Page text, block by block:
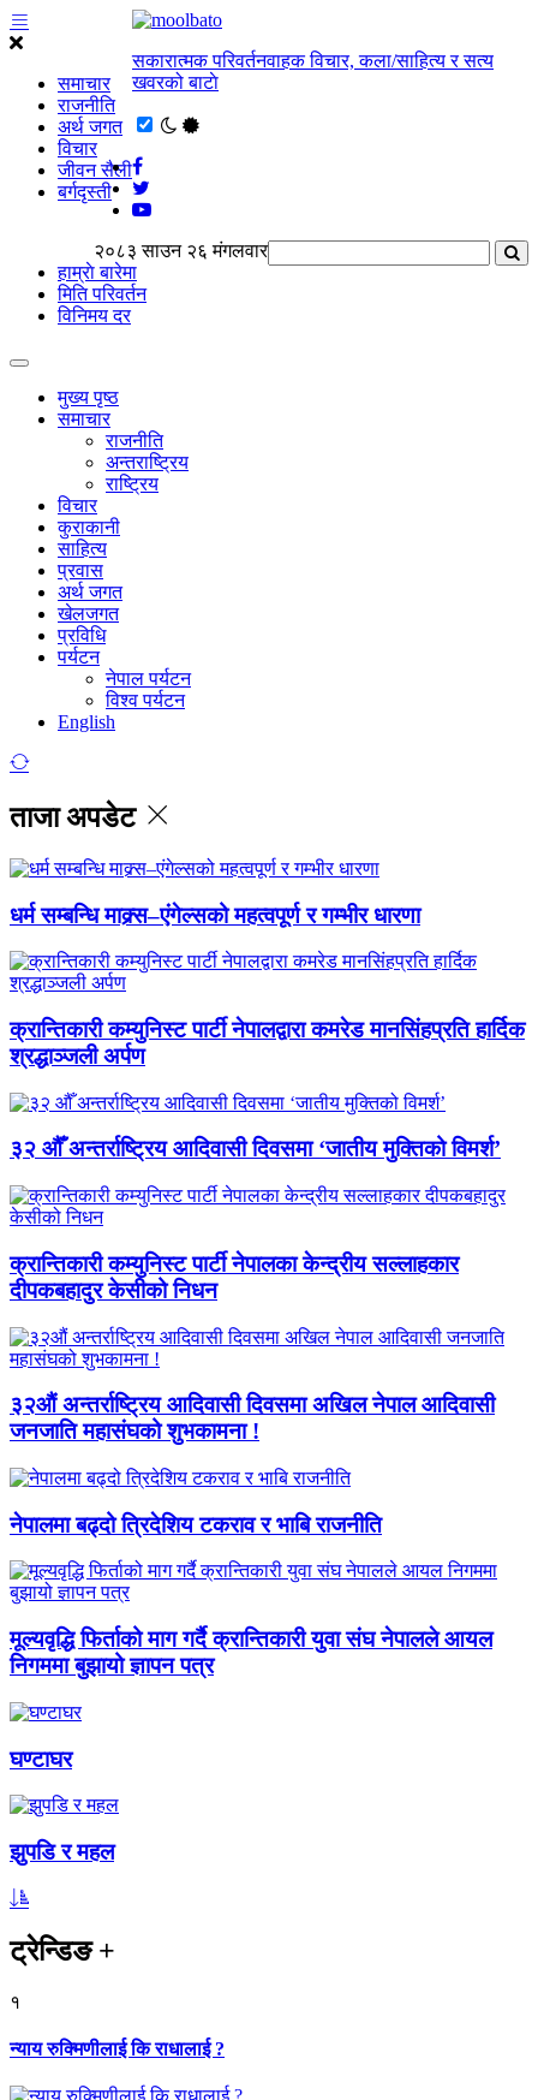
समाचार
राजनीति
अर्थ जगत
विचार
जीवन सैली
बर्गदृस्ती
सकारात्मक परिवर्तनवाहक विचार, कला/साहित्य र सत्य
खवरको बाटाे
२०८३ साउन २६ मंगलवार
हाम्राे बारेमा
मिति परिवर्तन
विनिमय दर
मुख्य पृष्ठ
समाचार
राजनीति
अन्तराष्ट्रिय
राष्ट्रिय
विचार
कुराकानी
साहित्य
प्रवास
अर्थ जगत
खेलजगत
प्रविधि
पर्यटन
नेपाल पर्यटन
विश्व पर्यटन
English
ताजा अपडेट
धर्म सम्बन्धि माक्र्स–एंगेल्सको महत्वपूर्ण र गम्भीर धारणा
क्रान्तिकारी कम्युनिस्ट पार्टी नेपालद्वारा कमरेड मानसिंहप्रति हार्दिक
श्रद्धाञ्जली अर्पण
३२ औँ अन्तर्राष्ट्रिय आदिवासी दिवसमा ‘जातीय मुक्तिको विमर्श’
क्रान्तिकारी कम्युनिस्ट पार्टी नेपालका केन्द्रीय सल्लाहकार
दीपकबहादुर केसीको निधन
३२औं अन्तर्राष्ट्रिय आदिवासी दिवसमा अखिल नेपाल आदिवासी
जनजाति महासंघको शुभकामना !
नेपालमा बढ्दो त्रिदेशिय टकराव र भाबि राजनीति
मूल्यवृद्धि फिर्ताको माग गर्दै क्रान्तिकारी युवा संघ नेपालले आयल
निगममा बुझायो ज्ञापन पत्र
घण्टाघर
झुपडि र महल
ट्रेन्डिङ+
१
न्याय रुक्मिणीलाई कि राधालाई ?